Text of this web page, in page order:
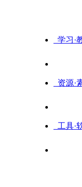
学习·
资源·
工具·